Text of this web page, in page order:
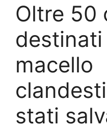
Oltre 50
destinati
macello
stati